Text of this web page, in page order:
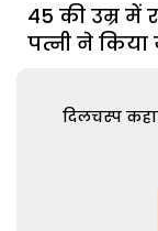
45 की उम्र में
पत्नी ने
दिलचस्प